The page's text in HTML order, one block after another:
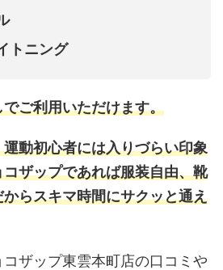
トニング
ご利用いただけます。
動初心者には入りづらい印象
ザップであれば服装自由、靴
らスキマ時間にサクッと通え
ザップ東雲本町店の口コミや